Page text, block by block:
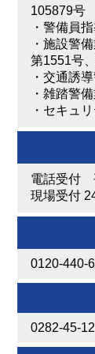
105879号
・ 警備員
・ 施設警
第1551号
・ 交通誘
・ 雑踏警
・ セキュ
電話受付
現場受付
0120-440-
0282-45-